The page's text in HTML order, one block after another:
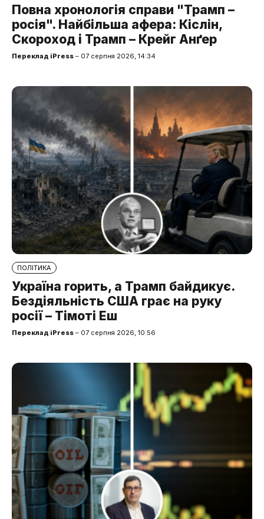
Повна хронологія справи "Трамп –
росія". Найбільша афера: Кіслін,
Скороход і Трамп – Крейг Анґер
Переклад iPress – 07 серпня 2026, 14:34
ПОЛІТИКА
Україна горить, а Трамп байдикує.
Бездіяльність США грає на руку
росії – Тімоті Еш
Переклад iPress – 07 серпня 2026, 10:56